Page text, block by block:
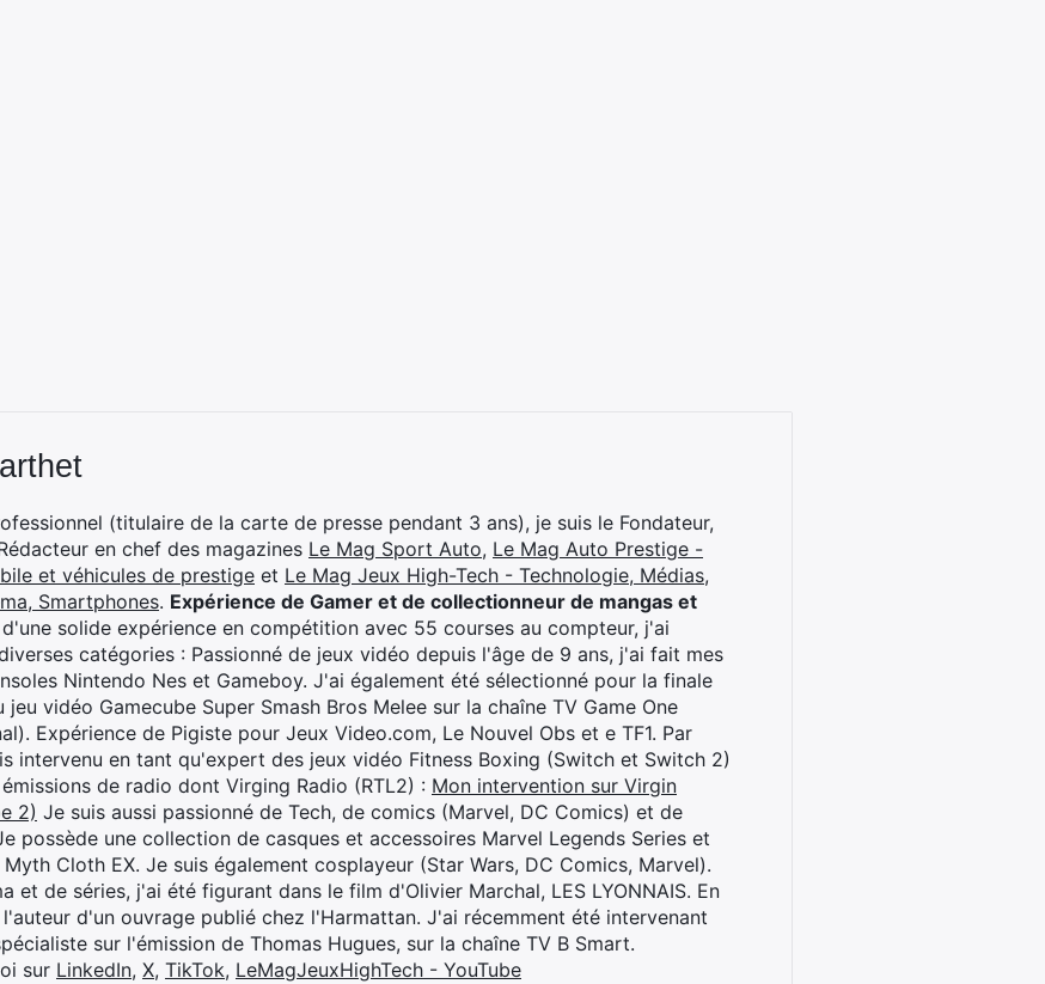
(titulaire de la carte de presse pendant 3 ans), je suis le Fondateur,
en chef des magazines Le Mag Sport Auto, Le Mag Auto Prestige -
et véhicules de prestige et Le Mag Jeux High-Tech - Technologie, Médias,
Smartphones. Expérience de Gamer et de collectionneur de mangas et
solide expérience en compétition avec 55 courses au compteur, j'ai
catégories : Passionné de jeux vidéo depuis l'âge de 9 ans, j'ai fait mes
Nintendo Nes et Gameboy. J'ai également été sélectionné pour la finale
vidéo Gamecube Super Smash Bros Melee sur la chaîne TV Game One
Expérience de Pigiste pour Jeux Video.com, Le Nouvel Obs et e TF1. Par
intervenu en tant qu'expert des jeux vidéo Fitness Boxing (Switch et Switch 2)
de radio dont Virging Radio (RTL2) : Mon intervention sur Virgin
2) Je suis aussi passionné de Tech, de comics (Marvel, DC Comics) et de
possède une collection de casques et accessoires Marvel Legends Series et
Cloth EX. Je suis également cosplayeur (Star Wars, DC Comics, Marvel).
et de séries, j'ai été figurant dans le film d'Olivier Marchal, LES LYONNAIS. En
d'un ouvrage publié chez l'Harmattan. J'ai récemment été intervenant
sur l'émission de Thomas Hugues, sur la chaîne TV B Smart.
sur LinkedIn, X, TikTok, LeMagJeuxHighTech - YouTube